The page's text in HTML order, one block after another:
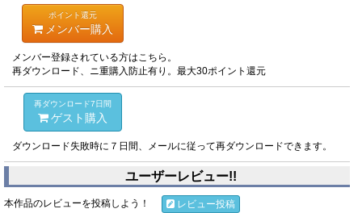
ポイント還元
メンバー購入
メンバー登録されている方はこちら。
再ダウンロード、ニ重購入防止有り。最大30ポイント還元
再ダウンロード7日間
ゲスト購入
ダウンロード失敗時に７日間、メールに従って再ダウンロードできます。
ユーザーレビュー!!
本作品のレビューを投稿しよう！
レビュー投稿